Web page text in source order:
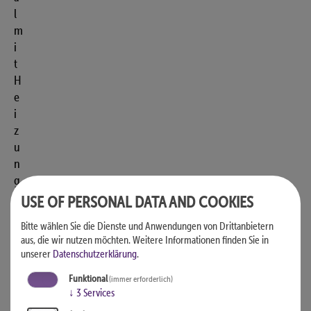
l
m
i
t
H
e
i
z
u
n
g
USE OF PERSONAL DATA AND COOKIES
Bitte wählen Sie die Dienste und Anwendungen von Drittanbietern
aus, die wir nutzen möchten.Weitere Informationen finden Sie in
unserer Datenschutzerklärung.
Funktional(immer erforderlich)
↓ 3 Services